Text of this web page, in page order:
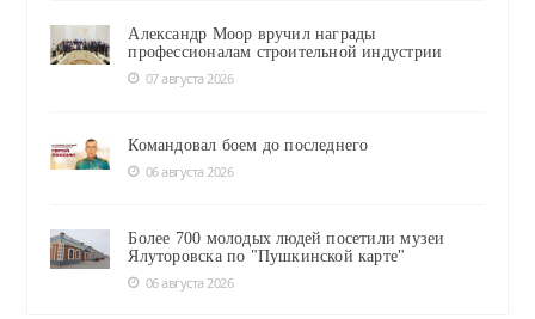
Александр Моор вручил награды
профессионалам строительной индустрии
07 августа 2026
Командовал боем до последнего
06 августа 2026
Более 700 молодых людей посетили музеи
Ялуторовска по "Пушкинской карте"
06 августа 2026